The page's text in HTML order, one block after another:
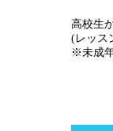
高校生
(レッス
※未成